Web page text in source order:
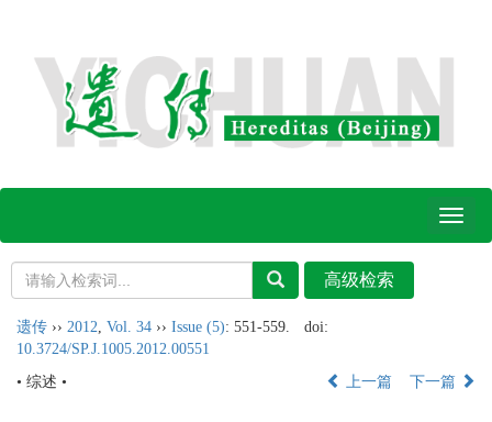
Toggle
遗传 ›› 2012 Vol. 34 ›› Issue (5): 551-559.
doi:
10.3724/SP.J.1005.2012.00551
• 综述 •
上一篇 下一篇